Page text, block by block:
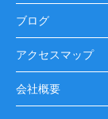
ブログ
アクセスマップ
会社概要